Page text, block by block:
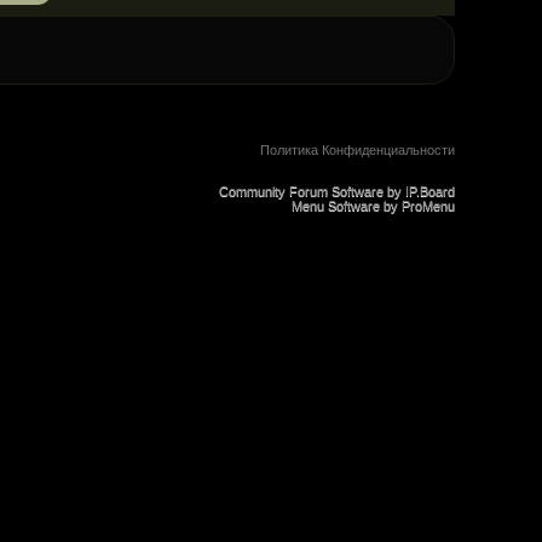
Политика Конфиденциальности
Community Forum Software by IP.Board
Menu Software by ProMenu